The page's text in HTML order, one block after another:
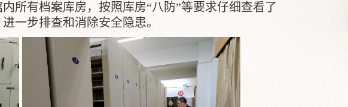
所有档案库房，按照库房“八防”等要求仔细查看了
一步排查和消除安全隐患。